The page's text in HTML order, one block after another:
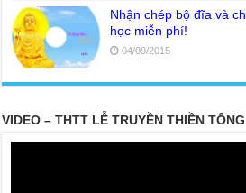
Nhận chép bộ đĩa và
học miễn phí!
04/09/2015
VIDEO – THTT LỄ TRUYỀN THIỀN TÔNG